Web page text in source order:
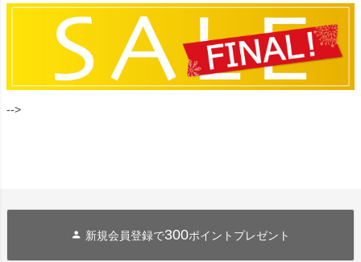
-->
新規会員登録で300ポイントプレゼント